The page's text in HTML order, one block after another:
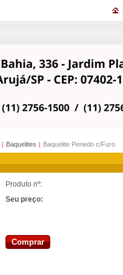
| Baquelites | Baquelite Penedo c/Furo
Produto nº:
Seu preço:
Comprar